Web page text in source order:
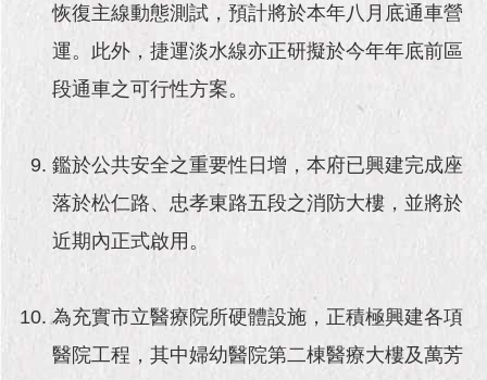
恢復主線動態測試，預計將於本年八月底通車營
運。此外，捷運淡水線亦正研擬於今年年底前區
段通車之可行性方案。
鑑於公共安全之重要性日增，本府已興建完成座
落於松仁路、忠孝東路五段之消防大樓，並將於
近期內正式啟用。
為充實市立醫療院所硬體設施，正積極興建各項
醫院工程，其中婦幼醫院第二棟醫療大樓及萬芳